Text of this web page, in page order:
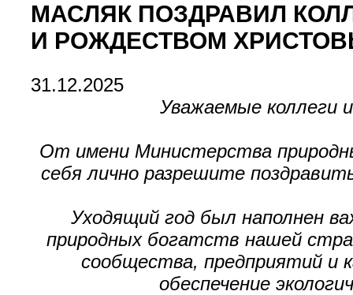
МАСЛЯК ПОЗДРАВИЛ
И РОЖДЕСТВОМ
31.12.2025
Уважаемые коллеги
От имени Министерства
себя лично разрешите
Уходящий год был наполнен
природных богатств нашей
сообщества, предприятий и
обеспечение